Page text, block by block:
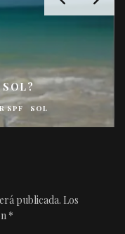
SOL?
SPF SOL
publicada. Los
*